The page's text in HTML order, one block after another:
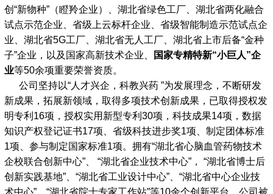
创“新物种”（瞪羚企业）、湖北省绿色工厂、湖北省两化融合
试点示范企业、省级上云标杆企业、省级智能制造示范试点企
业、湖北省5G工厂、湖北省无人工厂、湖北省上市后备“金种
子”企业，以及国家高新技术企业、
国家专精特新“小巨人”企
业等50余项重要荣誉资质。
公司坚持以“人才兴企，科教兴药 ”为发展理念，不断研发
新成果，拓展新领域，取得多项技术创新成果，已取得授权发
明专利16项，授权实用新型专利30项，科技成果14项，数据
知识产权登记证书17项、省级科技进步奖1项、制定团体标准
1项、参与制定国家标准1项。拥有“湖北省心脑血管药物技术
企校联合创新中心”、 “湖北省企业技术中心”， “湖北省博士后
创新实践基地”、“湖北省工业设计中心”、“湖北省中心企业技
术中心”、“湖北省院士专家工作站”等10余个创新平台，公司被